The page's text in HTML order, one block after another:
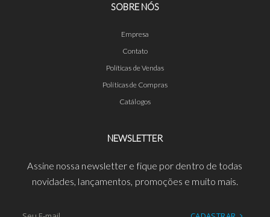
SOBRE NÓS
Empresa
Contato
Políticas de Vendas
Políticas de Compras
Catálogos
NEWSLETTER
Assine nossa newsletter e fique por dentro de todas
novidades, lançamentos, promoções e muito mais.